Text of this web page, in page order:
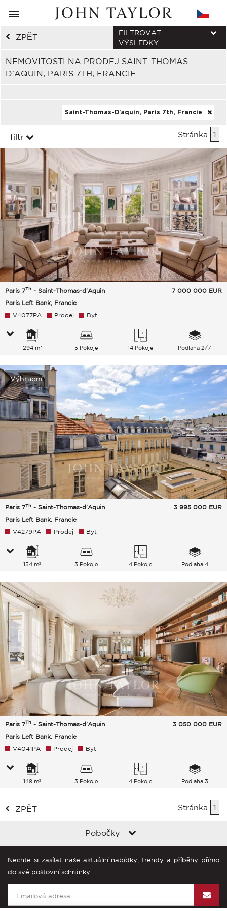
ZPĚT
NEMOVITOSTI NA PRODEJ SAINT-THOMAS-
D'AQUIN, PARIS 7TH, FRANCIE
FILTROVAT
VÝSLEDKY
Saint-Thomas-D'aquin, Paris 7th, Francie
filtr Stránka 1
Paris 7Th - Saint-Thomas-d'Aquin
Paris Left Bank, Francie
7 000 000 EUR
V4077PA Prodej Byt
294 m² 5 Pokoje 14 Pokoje Podlaha 2/7
Výhradní
Paris 7Th - Saint-Thomas-d'Aquin
Paris Left Bank, Francie
3 995 000 EUR
V4279PA Prodej Byt
154 m² 3 Pokoje 4 Pokoje Podlaha 4
Paris 7Th - Saint-Thomas-d'Aquin
Paris Left Bank, Francie
3 050 000 EUR
V4041PA Prodej Byt
148 m² 3 Pokoje 4 Pokoje Podlaha 3
ZPĚT Stránka 1
Pobočky
Nechte si zasílat naše aktuální nabídky, trendy a příběhy přímo
do své poštovní schránky